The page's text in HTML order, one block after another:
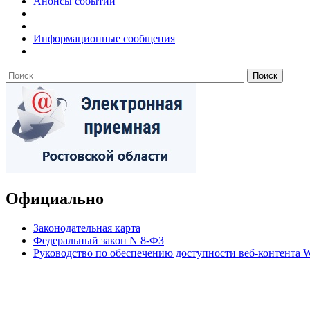
Информационные сообщения
Официально
Законодательная карта
Федеральный закон N 8-ФЗ
Руководство по обеспечению доступности веб-контента